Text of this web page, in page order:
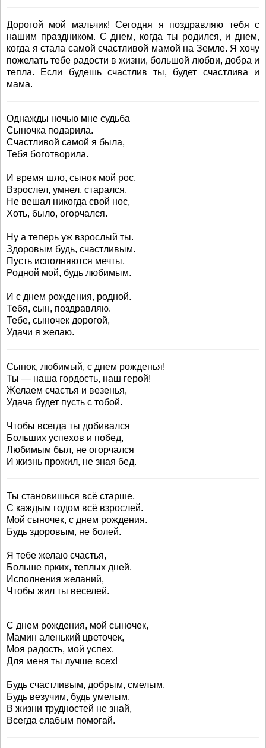
Дорогой мой мальчик! Сегодня я поздравляю тебя с
нашим праздником. С днем, когда ты родился, и днем,
когда я стала самой счастливой мамой на Земле. Я хочу
пожелать тебе радости в жизни, большой любви, добра и
тепла. Если будешь счастлив ты, будет счастлива и
мама.
Однажды ночью мне судьба
Сыночка подарила.
Счастливой самой я была,
Тебя боготворила.
И время шло, сынок мой рос,
Взрослел, умнел, старался.
Не вешал никогда свой нос,
Хоть, было, огорчался.
Ну а теперь уж взрослый ты.
Здоровым будь, счастливым.
Пусть исполняются мечты,
Родной мой, будь любимым.
И с днем рождения, родной.
Тебя, сын, поздравляю.
Тебе, сыночек дорогой,
Удачи я желаю.
Сынок, любимый, с днем рожденья!
Ты — наша гордость, наш герой!
Желаем счастья и везенья,
Удача будет пусть с тобой.
Чтобы всегда ты добивался
Больших успехов и побед,
Любимым был, не огорчался
И жизнь прожил, не зная бед.
Ты становишься всё старше,
С каждым годом всё взрослей.
Мой сыночек, с днем рождения.
Будь здоровым, не болей.
Я тебе желаю счастья,
Больше ярких, теплых дней.
Исполнения желаний,
Чтобы жил ты веселей.
С днем рождения, мой сыночек,
Мамин аленький цветочек,
Моя радость, мой успех.
Для меня ты лучше всех!
Будь счастливым, добрым, смелым,
Будь везучим, будь умелым,
В жизни трудностей не знай,
Всегда слабым помогай.